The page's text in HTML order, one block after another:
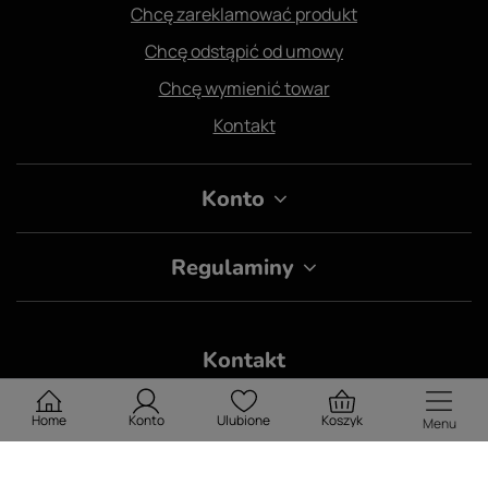
Chcę zareklamować produkt
Chcę odstąpić od umowy
Chcę wymienić towar
Kontakt
Konto
Regulaminy
Kontakt
530 624 234
Home Konto Ulubione Koszyk Menu